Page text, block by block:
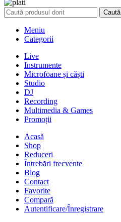
Caută
Meniu
Categorii
Live
Instrumente
Microfoane și căști
Studio
DJ
Recording
Multimedia & Games
Promoții
Acasă
Shop
Reduceri
Întrebări frecvente
Blog
Contact
Favorite
Compară
Autentificare/Înregistrare